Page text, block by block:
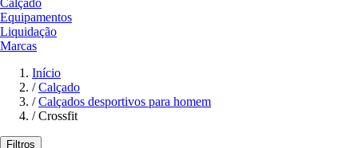
Calçado
Equipamentos
Liquidação
Marcas
Início
/ Calçado
/ Calçados desportivos para homem
/ Crossfit
Filtros